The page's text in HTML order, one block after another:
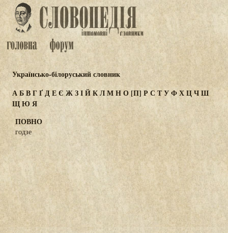
Українсько-білоруський словник
АБВГҐДЕЄ ЖЗІЙКЛМНО[П] Р С ТУФХЦЧШ
ЩЮ Я
ПОВНО
годзе